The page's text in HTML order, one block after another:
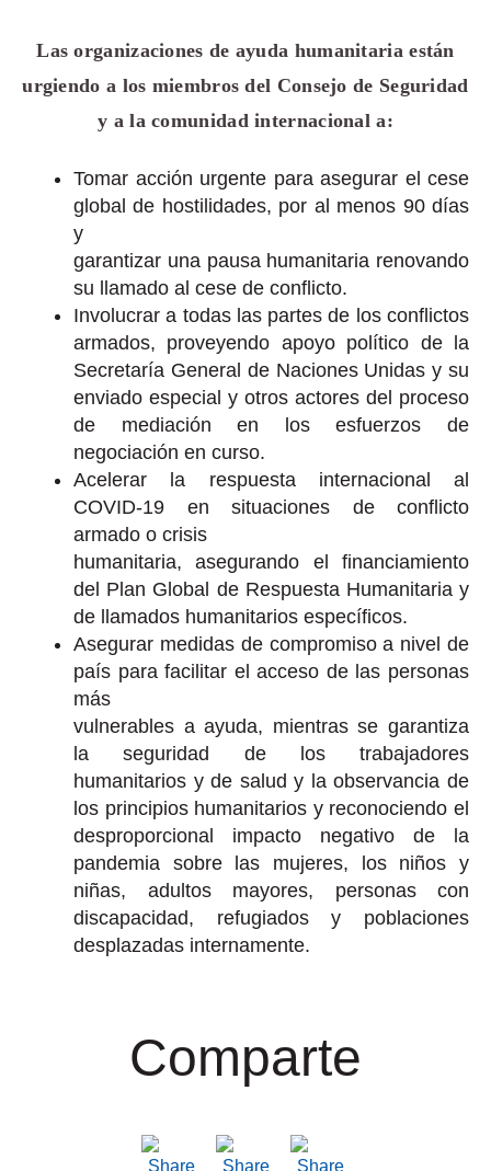
Las organizaciones de ayuda humanitaria están
urgiendo a los miembros del Consejo de Seguridad
y a la comunidad internacional a:
Tomar acción urgente para asegurar el cese
global de hostilidades, por al menos 90 días
y
garantizar una pausa humanitaria renovando
su llamado al cese de conflicto.
Involucrar a todas las partes de los conflictos
armados, proveyendo apoyo político de la
Secretaría General de Naciones Unidas y su
enviado especial y otros actores del proceso
de mediación en los esfuerzos de
negociación en curso.
Acelerar la respuesta internacional al
COVID-19 en situaciones de conflicto
armado o crisis
humanitaria, asegurando el financiamiento
del Plan Global de Respuesta Humanitaria y
de llamados humanitarios específicos.
Asegurar medidas de compromiso a nivel de
país para facilitar el acceso de las personas
más
vulnerables a ayuda, mientras se garantiza
la seguridad de los trabajadores
humanitarios y de salud y la observancia de
los principios humanitarios y reconociendo el
desproporcional impacto negativo de la
pandemia sobre las mujeres, los niños y
niñas, adultos mayores, personas con
discapacidad, refugiados y poblaciones
desplazadas internamente.
Comparte